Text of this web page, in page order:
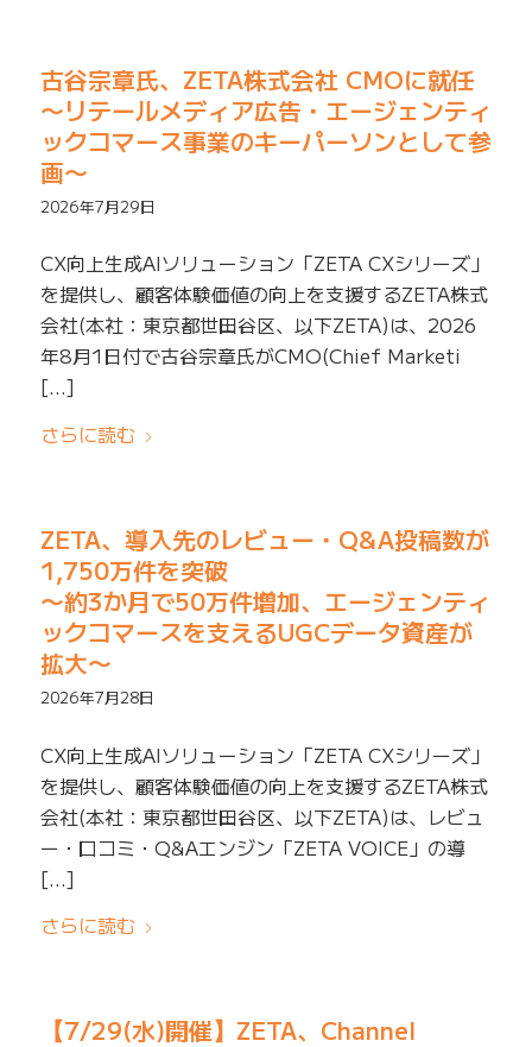
古谷宗章氏、ZETA株式会社 CMOに就任
〜リテールメディア広告・エージェンティ
ックコマース事業のキーパーソンとして参
画〜
2026年7月29日
CX向上生成AIソリューション「ZETA CXシリーズ」
を提供し、顧客体験価値の向上を支援するZETA株式
会社(本社：東京都世田谷区、以下ZETA)は、2026
年8月1日付で古谷宗章氏がCMO(Chief Marketi
[…]
さらに読む
ZETA、導入先のレビュー・Q&A投稿数が
1,750万件を突破
〜約3か月で50万件増加、エージェンティ
ックコマースを支えるUGCデータ資産が
拡大〜
2026年7月28日
CX向上生成AIソリューション「ZETA CXシリーズ」
を提供し、顧客体験価値の向上を支援するZETA株式
会社(本社：東京都世田谷区、以下ZETA)は、レビュ
ー・口コミ・Q&Aエンジン「ZETA VOICE」の導
[…]
さらに読む
【7/29(水)開催】ZETA、Channel